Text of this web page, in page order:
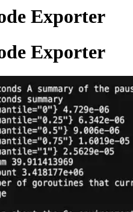
Exporter
Exporter